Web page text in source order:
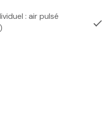
: air pulsé